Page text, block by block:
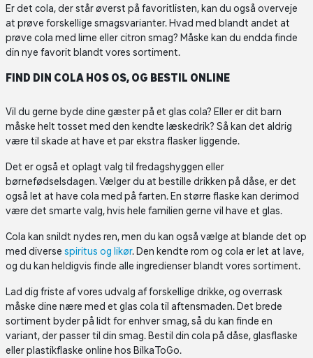
Er det cola, der står øverst på favoritlisten, kan du også overveje
at prøve forskellige smagsvarianter. Hvad med blandt andet at
prøve cola med lime eller citron smag? Måske kan du endda finde
din nye favorit blandt vores sortiment.
FIND DIN COLA HOS OS, OG BESTIL ONLINE
Vil du gerne byde dine gæster på et glas cola? Eller er dit barn
måske helt tosset med den kendte læskedrik? Så kan det aldrig
være til skade at have et par ekstra flasker liggende.
Det er også et oplagt valg til fredagshyggen eller
børnefødselsdagen. Vælger du at bestille drikken på dåse, er det
også let at have cola med på farten. En større flaske kan derimod
være det smarte valg, hvis hele familien gerne vil have et glas.
Cola kan snildt nydes ren, men du kan også vælge at blande det op
med diverse spiritus og likør. Den kendte rom og cola er let at lave,
og du kan heldigvis finde alle ingredienser blandt vores sortiment.
Lad dig friste af vores udvalg af forskellige drikke, og overrask
måske dine nære med et glas cola til aftensmaden. Det brede
sortiment byder på lidt for enhver smag, så du kan finde en
variant, der passer til din smag. Bestil din cola på dåse, glasflaske
eller plastikflaske online hos BilkaToGo.